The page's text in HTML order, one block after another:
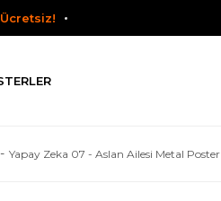
Yapay Zeka 07 - Aslan Ailesi Metal Poster